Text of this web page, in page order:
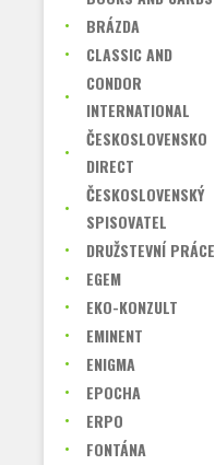
BRÁZDA
CLASSIC AND
CONDOR
INTERNATIONAL
ČESKOSLOVENSKO
DIRECT
ČESKOSLOVENSKÝ
SPISOVATEL
DRUŽSTEVNÍ PRÁCE
EGEM
EKO-KONZULT
EMINENT
ENIGMA
EPOCHA
ERPO
FONTÁNA